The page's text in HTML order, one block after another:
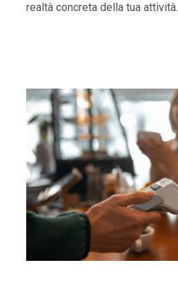
realtà concreta della tua attività.